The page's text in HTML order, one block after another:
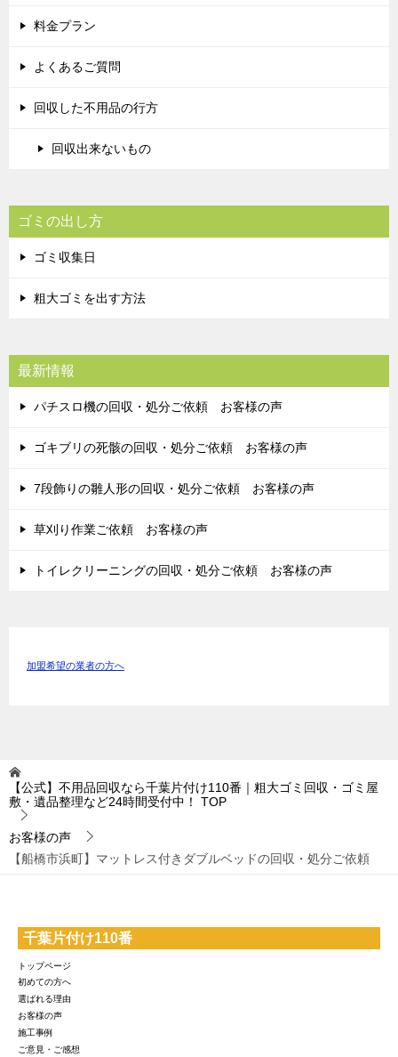
料金プラン
よくあるご質問
回収した不用品の行方
回収出来ないもの
ゴミの出し方
ゴミ収集日
粗大ゴミを出す方法
最新情報
パチスロ機の回収・処分ご依頼 お客様の声
ゴキブリの死骸の回収・処分ご依頼 お客様の声
7段飾りの雛人形の回収・処分ご依頼 お客様の声
草刈り作業ご依頼 お客様の声
トイレクリーニングの回収・処分ご依頼 お客様の声
加盟希望の業者の方へ
【公式】不用品回収なら千葉片付け110番｜粗大ゴミ回収・ゴミ屋
敷・遺品整理など24時間受付中！
TOP
お客様の声
【船橋市浜町】マットレス付きダブルベッドの回収・処分ご依頼
千葉片付け110番
トップページ
初めての方へ
選ばれる理由
お客様の声
施工事例
ご意見・ご感想